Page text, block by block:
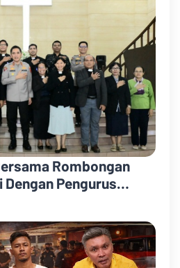
Rombongan
Pengurus
Jaga Kamtibmas